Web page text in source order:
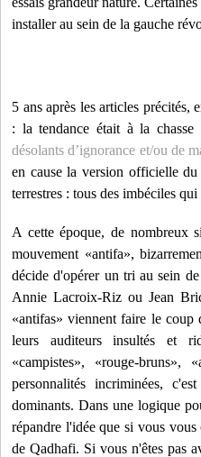
installer au sein de la gauche
5 ans après les articles
: la tendance était à la
désolants d’ignorance et/ou de
en cause la version officielle
terrestres : tous des imbéciles
A cette époque, de nombreux
mouvement «antifa»,
décide d'opérer un tri au sein
Annie Lacroix-Riz ou Jean
«antifas» viennent faire le coup
leurs auditeurs insultés et
«campistes», «rouge-
personnalités incriminées,
dominants. Dans une logique
répandre l'idée que si vous
de Qadhafi. Si vous n'êtes pas